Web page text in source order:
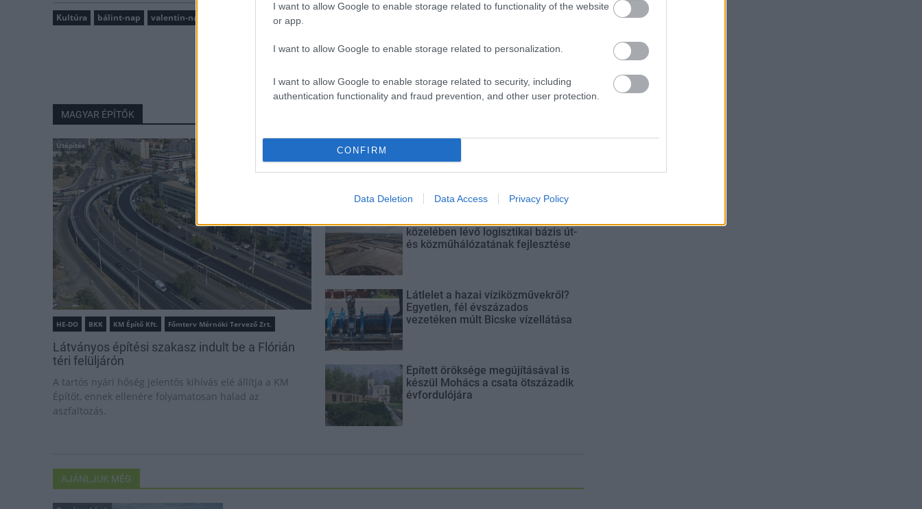
I want to allow Google to enable storage related to functionality of the website
or app.
I want to allow Google to enable storage related to personalization.
I want to allow Google to enable storage related to security, including
authentication functionality and fraud prevention, and other user protection.
CONFIRM
Data Deletion Data Access Privacy Policy
Kultúra bálint-nap valentin-nap népszokások
MAGYAR ÉPÍTŐK
Útépítés
HE-DO BKK KM Építő Kft. Főmterv Mérnöki Tervező Zrt.
Látványos építési szakasz indult be a Flórián
téri felüljárón
A tartós nyári hőség jelentős kihívás elé állítja a KM
Építőt, ennek ellenére folyamatosan halad az
aszfaltozás.
árnyékában?
közelében lévő logisztikai bázis út-
és közműhálózatának fejlesztése
Látlelet a hazai víziközművekről?
Egyetlen, fél évszázados
vezetéken múlt Bicske vízellátása
Épített öröksége megújításával is
készül Mohács a csata ötszázadik
évfordulójára
AJÁNLJUK MÉG